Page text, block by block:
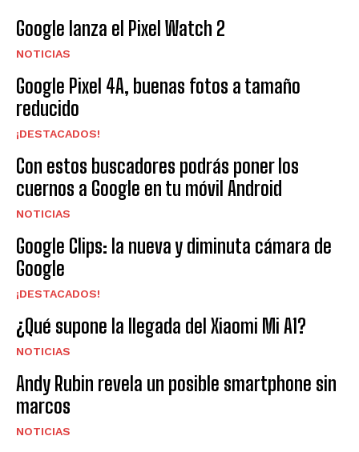
Google lanza el Pixel Watch 2
NOTICIAS
Google Pixel 4A, buenas fotos a tamaño
reducido
¡DESTACADOS!
Con estos buscadores podrás poner los
cuernos a Google en tu móvil Android
NOTICIAS
Google Clips: la nueva y diminuta cámara de
Google
¡DESTACADOS!
¿Qué supone la llegada del Xiaomi Mi A1?
NOTICIAS
Andy Rubin revela un posible smartphone sin
marcos
NOTICIAS